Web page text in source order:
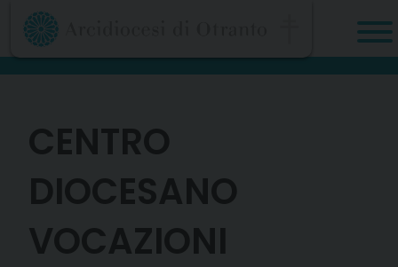
Skip
content
CENTRO
DIOCESANO
VOCAZIONI